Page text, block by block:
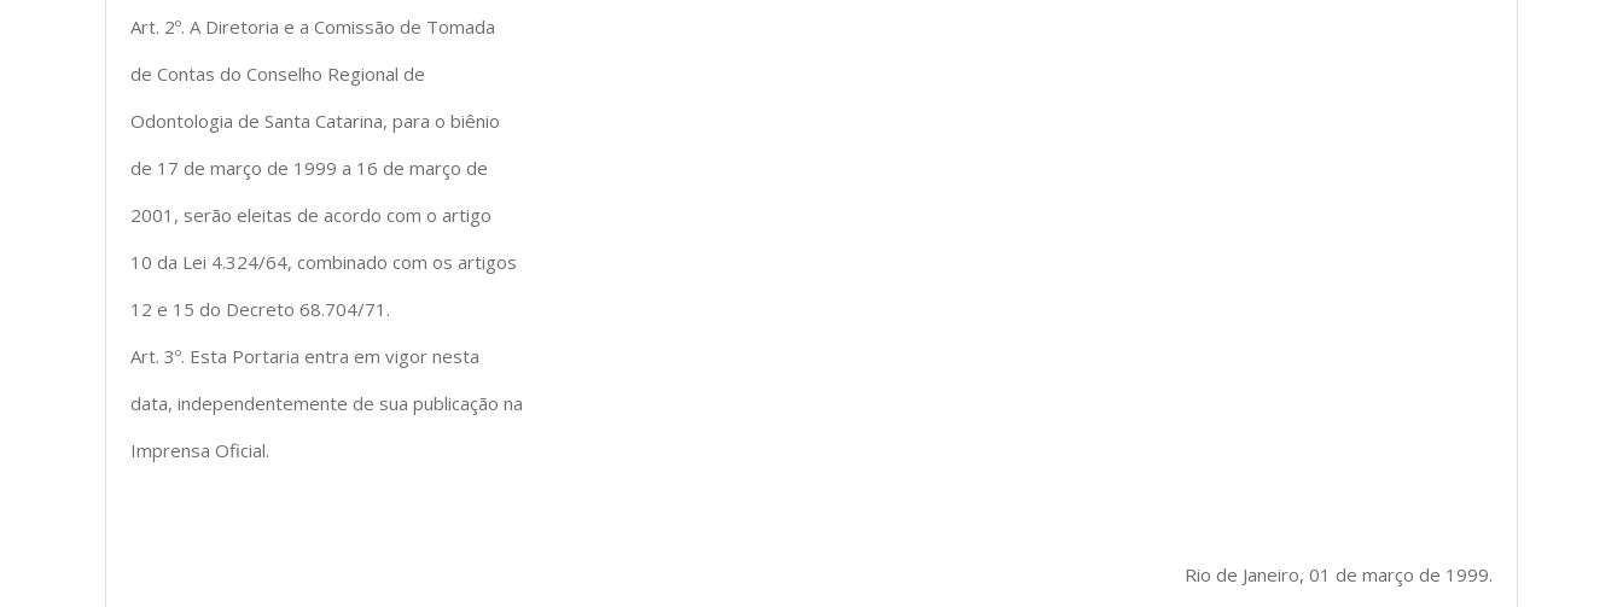
Art. 2º. A Diretoria e a Comissão de Tomada
de Contas do Conselho Regional de
Odontologia de Santa Catarina, para o biênio
de 17 de março de 1999 a 16 de março de
2001, serão eleitas de acordo com o artigo
10 da Lei 4.324/64, combinado com os artigos
12 e 15 do Decreto 68.704/71.
Art. 3º. Esta Portaria entra em vigor nesta
data, independentemente de sua publicação na
Imprensa Oficial.
Rio de Janeiro, 01 de março de 1999.